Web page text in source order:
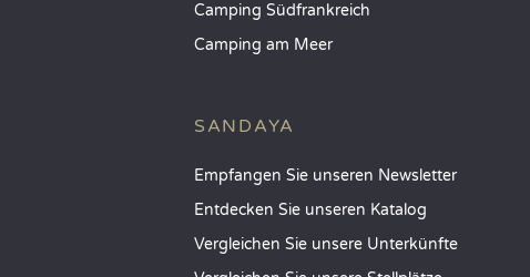
Camping Südfrankreich
Camping am Meer
SANDAYA
Empfangen Sie unseren Newsletter
Entdecken Sie unseren Katalog
Vergleichen Sie unsere Unterkünfte